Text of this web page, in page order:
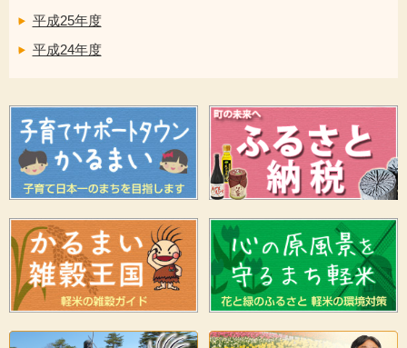
平成25年度
平成24年度